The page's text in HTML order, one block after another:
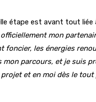
étape est avant tout
officiellement mon
foncier, les énergies
mon parcours, et je suis
et en moi dès le